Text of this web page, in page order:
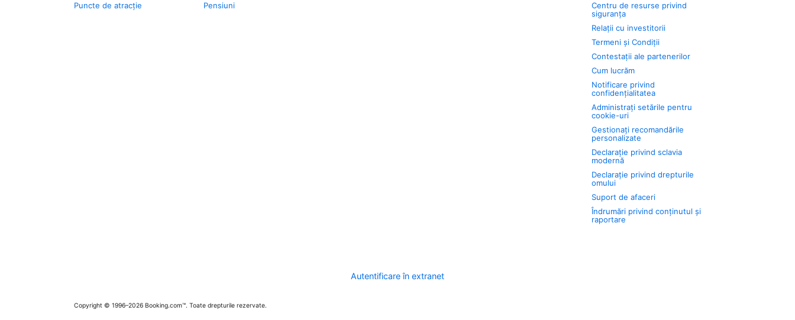
Puncte de atracţie
Pensiuni
Centru de resurse privind
siguranța
Relații cu investitorii
Termeni și Condiții
Contestații ale partenerilor
Cum lucrăm
Notificare privind
confidențialitatea
Administrați setările pentru
cookie-uri
Gestionați recomandările
personalizate
Declarație privind sclavia
modernă
Declarație privind drepturile
omului
Suport de afaceri
Îndrumări privind conținutul și
raportare
Autentificare în extranet
Copyright © 1996–2026 Booking.com™. Toate drepturile rezervate.